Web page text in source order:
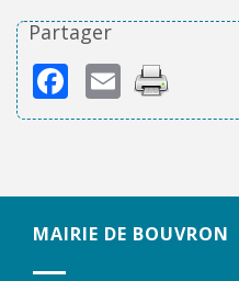
Partager
Facebook
Email
MAIRIE DE BOUVRON